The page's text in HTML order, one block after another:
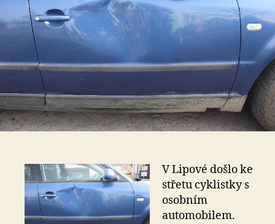
V Lipové došlo ke
střetu cyklistky s
osobním
automobilem.